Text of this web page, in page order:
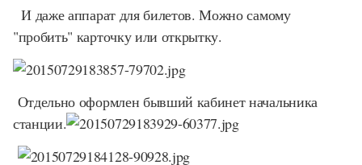
И даже аппарат для билетов. Можно самому
"пробить" карточку или открытку.
Отдельно оформлен бывший кабинет начальника
станции.